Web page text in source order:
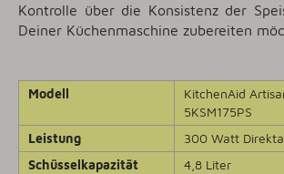
Kontrolle über die Konsistenz der
Deiner Küchenmaschine zubereiten
Modell
KitchenAid
5KSM175PS
Leistung
300 Watt
Schüsselkapazität
4,8 Liter